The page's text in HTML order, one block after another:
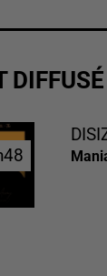
DIFFUSÉ